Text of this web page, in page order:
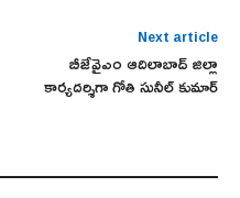
Next article
బీజేవైఎం ఆదిలాబాద్ జిల్లా
కార్యదర్శిగా గోతి సునీల్ కుమార్